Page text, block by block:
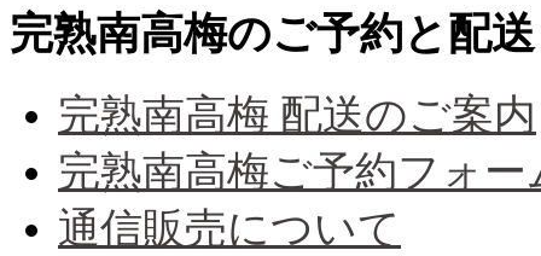
完熟南高梅のご予約と配送
完熟南高梅 配送のご案内
完熟南高梅ご予約フォー
通信販売について